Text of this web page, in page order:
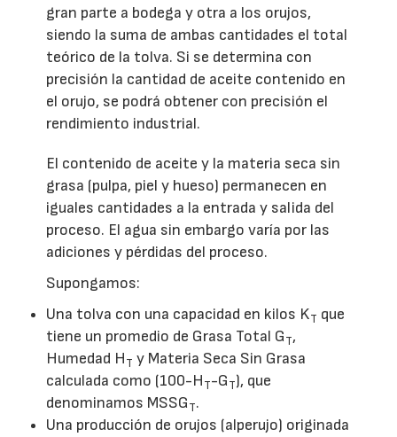
gran parte a bodega y otra a los orujos,
siendo la suma de ambas cantidades el total
teórico de la tolva. Si se determina con
precisión la cantidad de aceite contenido en
el orujo, se podrá obtener con precisión el
rendimiento industrial.
El contenido de aceite y la materia seca sin
grasa (pulpa, piel y hueso) permanecen en
iguales cantidades a la entrada y salida del
proceso. El agua sin embargo varía por las
adiciones y pérdidas del proceso.
Supongamos:
Una tolva con una capacidad en kilos KT que
tiene un promedio de Grasa Total GT,
Humedad HT y Materia Seca Sin Grasa
calculada como (100-HT-GT), que
denominamos MSSGT.
Una producción de orujos (alperujo) originada